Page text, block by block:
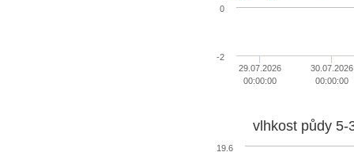
29.07.2026
00:00:00
30.07.2026
00:00:00
0
-2
vlhkost půdy 5-
19.6